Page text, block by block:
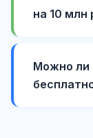
на 10 млн
Можно ли